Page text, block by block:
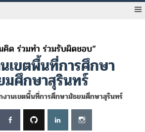
เขตพื้นที่การศึกษา
มศึกษาสุรินทร์
านเขตพื้นที่การศึกษามัธยมศึกษาสุรินทร์